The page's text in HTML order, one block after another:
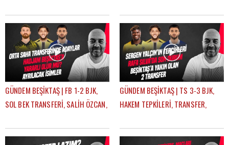
STROEYKENS | ÇAĞDAŞ SEVİNÇ
SEVİNÇ
GÜNDEM BEŞİKTAŞ | FB 1-2 BJK,
SOL BEK TRANSFERİ, SALİH ÖZCAN,
SEVİNÇ
GÜNDEM BEŞİKTAŞ | TS 3-3 BJK,
HAKEM TEPKİLERİ, TRANSFER,
ÇAĞDAŞ SEVİNÇ